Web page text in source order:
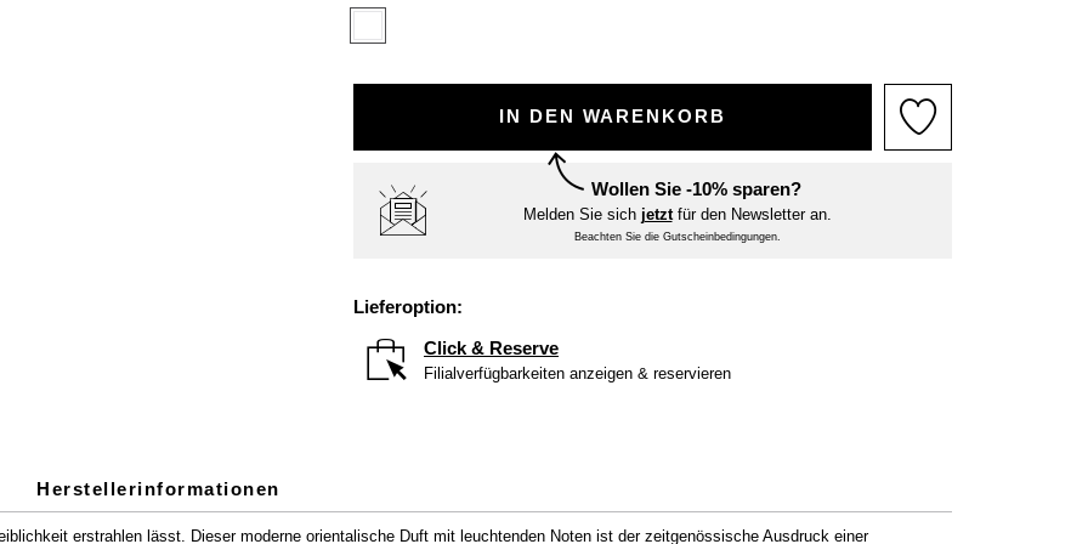
IN DEN WARENKORB
Wollen Sie -10% sparen?
Melden Sie sich jetztfür den Newsletter an.
Beachten Sie die Gutscheinbedingungen.
Lieferoption:
Click & Reserve
Filialverfügbarkeiten anzeigen & reservieren
Herstellerinformationen
erstrahlen lässt. Dieser moderne orientalische Duft mit leuchtenden Noten ist der zeitgenössische Ausdruck einer